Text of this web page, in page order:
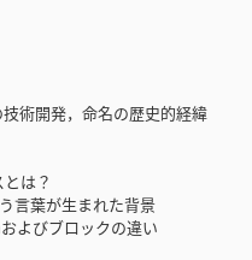
開発，命名の歴史的経緯
は？
葉が生まれた背景
びブロックの違い